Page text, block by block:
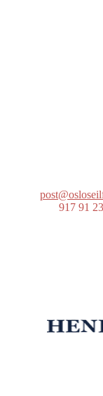
917 91